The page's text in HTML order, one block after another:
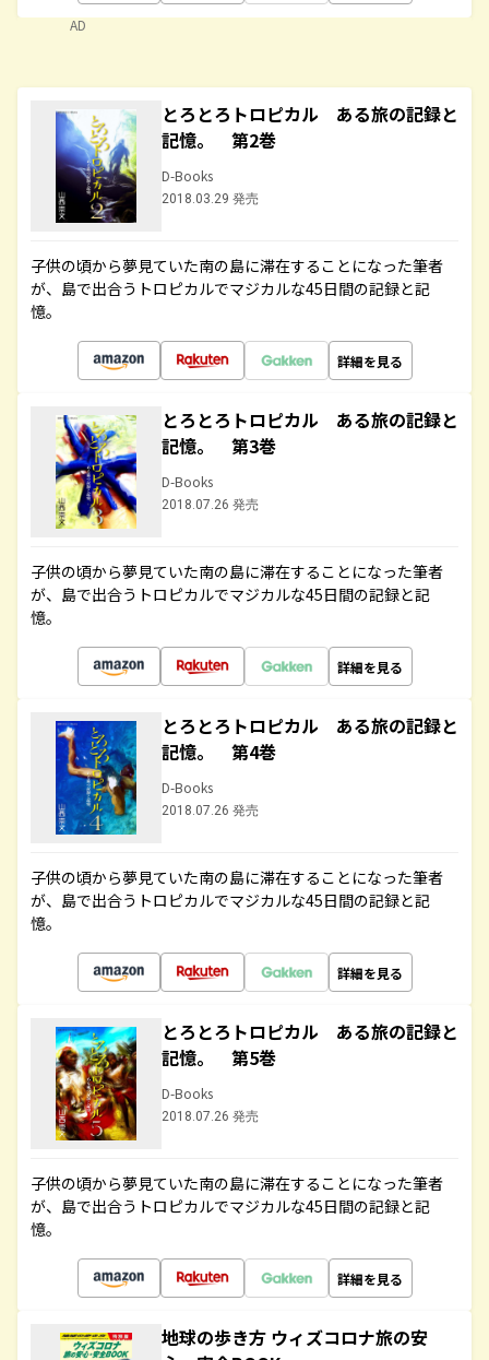
AD
とろとろトロピカル ある旅の記録と
記憶。 第2巻
D-Books
2018.03.29 発売
子供の頃から夢見ていた南の島に滞在することになった筆者
が、島で出合うトロピカルでマジカルな45日間の記録と記
憶。
詳細を見る
とろとろトロピカル ある旅の記録と
記憶。 第3巻
D-Books
2018.07.26 発売
子供の頃から夢見ていた南の島に滞在することになった筆者
が、島で出合うトロピカルでマジカルな45日間の記録と記
憶。
詳細を見る
とろとろトロピカル ある旅の記録と
記憶。 第4巻
D-Books
2018.07.26 発売
子供の頃から夢見ていた南の島に滞在することになった筆者
が、島で出合うトロピカルでマジカルな45日間の記録と記
憶。
詳細を見る
とろとろトロピカル ある旅の記録と
記憶。 第5巻
D-Books
2018.07.26 発売
子供の頃から夢見ていた南の島に滞在することになった筆者
が、島で出合うトロピカルでマジカルな45日間の記録と記
憶。
詳細を見る
地球の歩き方 ウィズコロナ旅の安